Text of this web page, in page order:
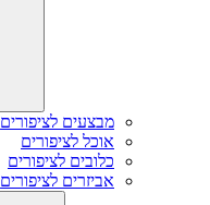
מבצעים לציפורים
אוכל לציפורים
כלובים לציפורים
אביזרים לציפורים